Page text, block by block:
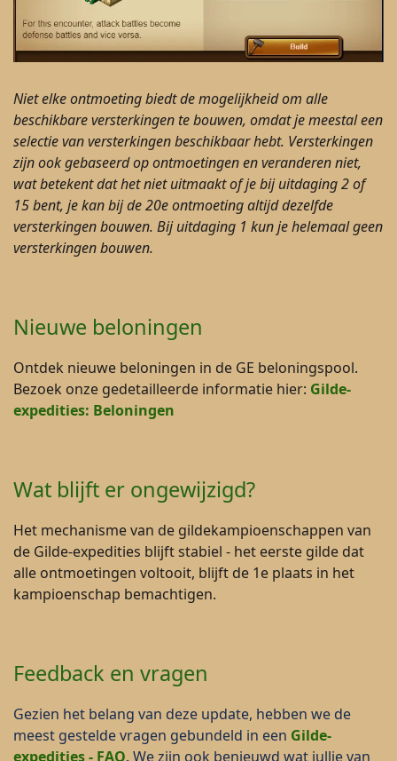
Niet elke ontmoeting biedt de mogelijkheid om alle
beschikbare versterkingen te bouwen, omdat je meestal een
selectie van versterkingen beschikbaar hebt. Versterkingen
zijn ook gebaseerd op ontmoetingen en veranderen niet,
wat betekent dat het niet uitmaakt of je bij uitdaging 2 of
15 bent, je kan bij de 20e ontmoeting altijd dezelfde
versterkingen bouwen. Bij uitdaging 1 kun je helemaal geen
versterkingen bouwen.
Nieuwe beloningen
Ontdek nieuwe beloningen in de GE beloningspool.
Bezoek onze gedetailleerde informatie hier: Gilde-
expedities: Beloningen
Wat blijft er ongewijzigd?
Het mechanisme van de gildekampioenschappen van
de Gilde-expedities blijft stabiel - het eerste gilde dat
alle ontmoetingen voltooit, blijft de 1e plaats in het
kampioenschap bemachtigen.
Feedback en vragen
Gezien het belang van deze update, hebben we de
meest gestelde vragen gebundeld in een Gilde-
expedities - FAQ. We zijn ook benieuwd wat jullie van